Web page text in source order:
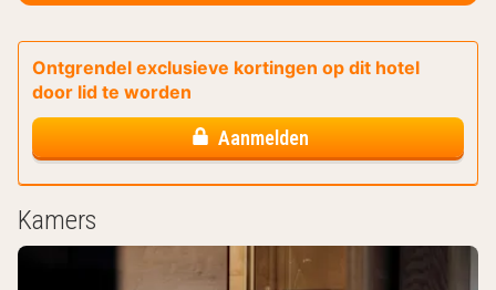
Ontgrendel exclusieve kortingen op dit hotel
door lid te worden
Aanmelden
Kamers